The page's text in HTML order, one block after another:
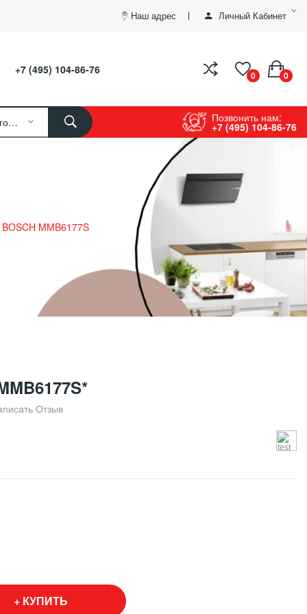
Наш адрес Личный Кабинет
+7 (495) 104-86-76 0 0
Все Категории Позвонить нам:
+7 (495) 104-86-76
MMB6177S
Отзыв
КУПИТЬ